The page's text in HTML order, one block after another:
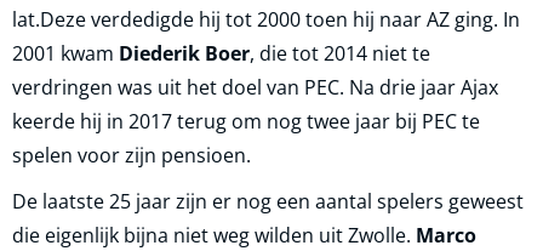
lat.Deze verdedigde hij tot 2000 toen hij naar AZ ging. In
2001 kwam Diederik Boer, die tot 2014 niet te
verdringen was uit het doel van PEC. Na drie jaar Ajax
keerde hij in 2017 terug om nog twee jaar bij PEC te
spelen voor zijn pensioen.
De laatste 25 jaar zijn er nog een aantal spelers geweest
die eigenlijk bijna niet weg wilden uit Zwolle. Marco